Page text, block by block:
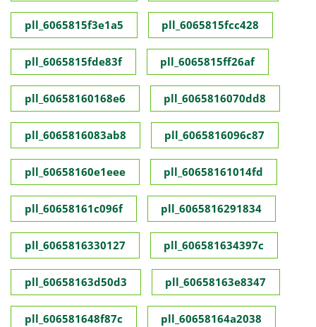
pll_6065815f3e1a5 pll_6065815fcc428
pll_6065815fde83f pll_6065815ff26af
pll_60658160168e6 pll_6065816070dd8
pll_6065816083ab8 pll_6065816096c87
pll_60658160e1eee pll_60658161014fd
pll_60658161c096f pll_6065816291834
pll_6065816330127 pll_606581634397c
pll_60658163d50d3 pll_60658163e8347
pll_606581648f87c pll_60658164a2038